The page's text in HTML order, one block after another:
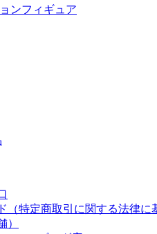
ンフィギュア
（特定商取引に関する法律に
）